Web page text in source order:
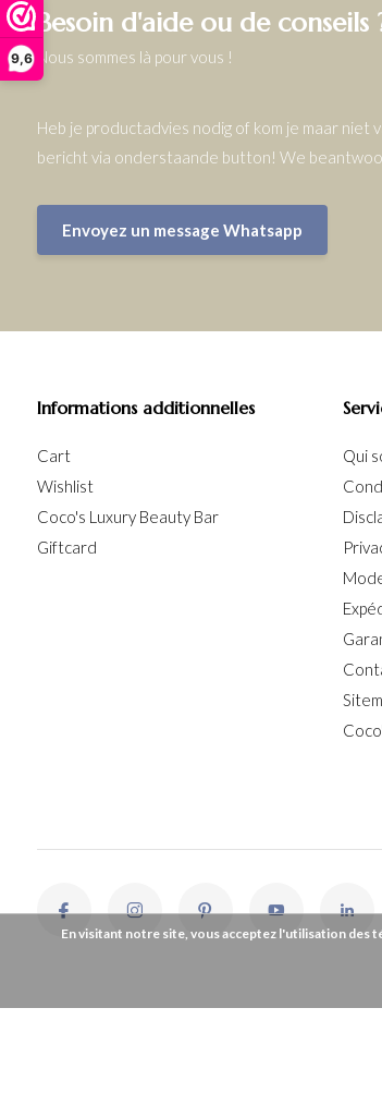
9,6
Besoin d'aide ou de conseils
Nous sommes là pour vous !
Heb je productadvies nodig of kom je maar niet
bericht via onderstaande button! We
Envoyez un message Whatsapp
Informations additionnelles
Cart
Wishlist
Coco's Luxury Beauty Bar
Giftcard
Qui
En visitant notre site, vous acceptez l'utilisation des